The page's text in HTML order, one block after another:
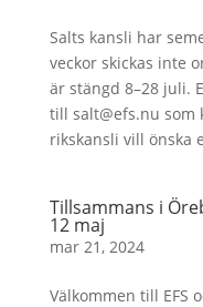
Salts kansli har
veckor skickas inte
är stängd 8–28 juli.
till salt@efs.nu som
rikskansli vill önska
Tillsammans i
12 maj
mar 21, 2024
Välkommen till EFS